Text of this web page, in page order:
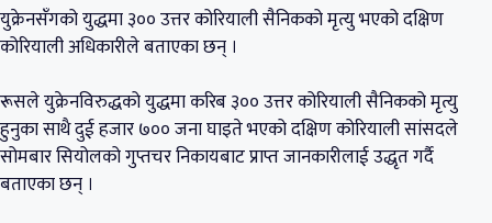
युक्रेनसँगको युद्धमा ३०० उत्तर कोरियाली सैनिकको मृत्यु भएको दक्षिण
कोरियाली अधिकारीले बताएका छन् ।
रूसले युक्रेनविरुद्धको युद्धमा करिब ३०० उत्तर कोरियाली सैनिकको मृत्यु
हुनुका साथै दुई हजार ७०० जना घाइते भएको दक्षिण कोरियाली सांसदले
सोमबार सियोलको गुप्तचर निकायबाट प्राप्त जानकारीलाई उद्धृत गर्दै
बताएका छन् ।